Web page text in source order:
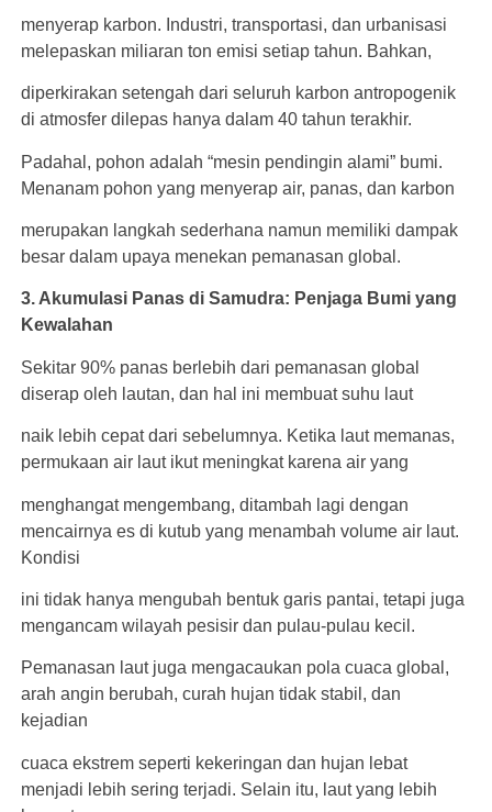
menyerap karbon. Industri, transportasi, dan urbanisasi
melepaskan miliaran ton emisi setiap tahun. Bahkan,
diperkirakan setengah dari seluruh karbon antropogenik
di atmosfer dilepas hanya dalam 40 tahun terakhir.
Padahal, pohon adalah “mesin pendingin alami” bumi.
Menanam pohon yang menyerap air, panas, dan karbon
merupakan langkah sederhana namun memiliki dampak
besar dalam upaya menekan pemanasan global.
3. Akumulasi Panas di Samudra: Penjaga Bumi yang
Kewalahan
Sekitar 90% panas berlebih dari pemanasan global
diserap oleh lautan, dan hal ini membuat suhu laut
naik lebih cepat dari sebelumnya. Ketika laut memanas,
permukaan air laut ikut meningkat karena air yang
menghangat mengembang, ditambah lagi dengan
mencairnya es di kutub yang menambah volume air laut.
Kondisi
ini tidak hanya mengubah bentuk garis pantai, tetapi juga
mengancam wilayah pesisir dan pulau-pulau kecil.
Pemanasan laut juga mengacaukan pola cuaca global,
arah angin berubah, curah hujan tidak stabil, dan
kejadian
cuaca ekstrem seperti kekeringan dan hujan lebat
menjadi lebih sering terjadi. Selain itu, laut yang lebih